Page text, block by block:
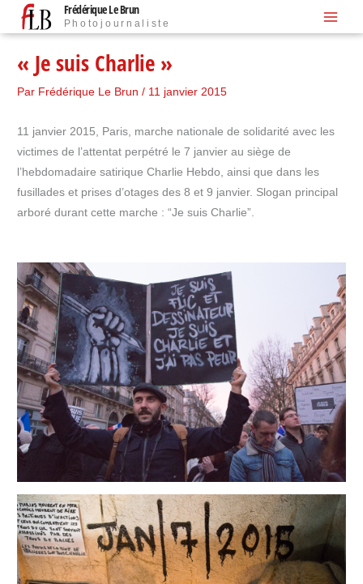
Frédérique Le Brun
Photojournaliste
« Je suis Charlie »
Par Frédérique Le Brun/ 11 janvier 2015
11 janvier 2015, Paris, marche nationale de solidarité avec les
victimes de l’attentat perpétré le 7 janvier au siège de
l’hebdomadaire satirique Charlie Hebdo, ainsi que dans les
fusillades et prises d’otages des 8 et 9 janvier. Slogan principal
arboré durant cette marche : “Je suis Charlie”.